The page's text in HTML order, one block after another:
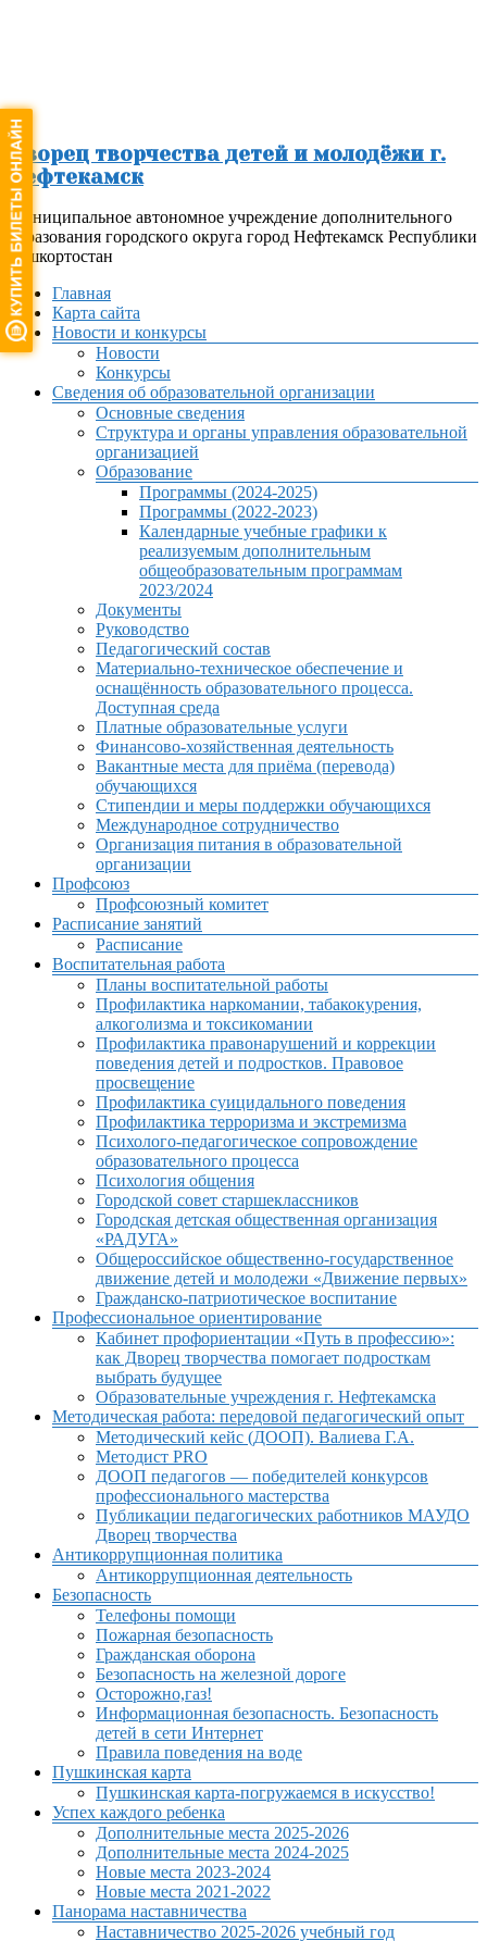
Дворец творчества детей и молодёжи г.
Нефтекамск
Муниципальное автономное учреждение дополнительного
образования городского округа город Нефтекамск Республики
Башкортостан
МенюГлавная
Карта сайта
Новости и конкурсы
Новости
Конкурсы
Сведения об образовательной организации
Основные сведения
Структура и органы управления образовательной
организацией
Образование
Программы (2024-2025)
Программы (2022-2023)
Календарные учебные графики к
реализуемым дополнительным
общеобразовательным программам
2023/2024
Документы
Руководство
Педагогический состав
Материально-техническое обеспечение и
оснащённость образовательного процесса.
Доступная среда
Платные образовательные услуги
Финансово-хозяйственная деятельность
Вакантные места для приёма (перевода)
обучающихся
Стипендии и меры поддержки обучающихся
Международное сотрудничество
Организация питания в образовательной
организации
Профсоюз
Профсоюзный комитет
Расписание занятий
Расписание
Воспитательная работа
Планы воспитательной работы
Профилактика наркомании, табакокурения,
алкоголизма и токсикомании
Профилактика правонарушений и коррекции
поведения детей и подростков. Правовое
просвещение
Профилактика суицидального поведения
Профилактика терроризма и экстремизма
Психолого-педагогическое сопровождение
образовательного процесса
Психология общения
Городской совет старшеклассников
Городская детская общественная организация
«РАДУГА»
Общероссийское общественно-государственное
движение детей и молодежи «Движение первых»
Гражданско-патриотическое воспитание
Профессиональное ориентирование
Кабинет профориентации «Путь в профессию»:
как Дворец творчества помогает подросткам
выбрать будущее
Образовательные учреждения г. Нефтекамска
Методическая работа: передовой педагогический опыт
Методический кейс (ДООП). Валиева Г.А.
Методист PRO
ДООП педагогов — победителей конкурсов
профессионального мастерства
Публикации педагогических работников МАУДО
Дворец творчества
Антикоррупционная политика
Антикоррупционная деятельность
Безопасность
Телефоны помощи
Пожарная безопасность
Гражданская оборона
Безопасность на железной дороге
Осторожно,газ!
Информационная безопасность. Безопасность
детей в сети Интернет
Правила поведения на воде
Пушкинская карта
Пушкинская карта-погружаемся в искусство!
Успех каждого ребенка
Дополнительные места 2025-2026
Дополнительные места 2024-2025
Новые места 2023-2024
Новые места 2021-2022
Панорама наставничества
Наставничество 2025-2026 учебный год